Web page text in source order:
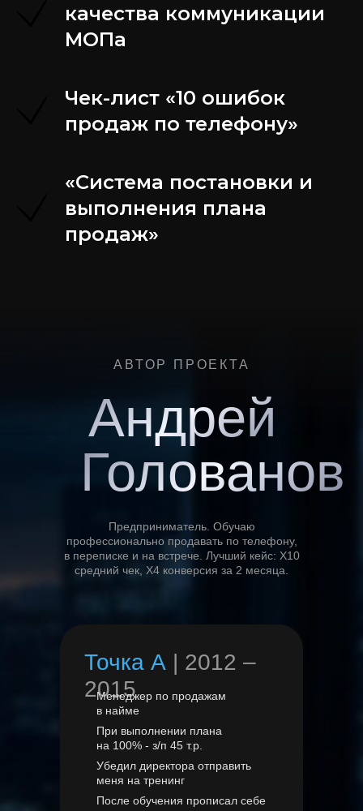
качества коммуникации
МОПа
Чек-лист «10 ошибок
продаж по телефону»
«Система постановки и
выполнения плана
продаж»
АВТОР ПРОЕКТА
Андрей
Точка А | 2012 –
2015
Менеджер по продажам
в найме
При выполнении плана
на 100% - з/п 45 т.р.
Убедил директора отправить
меня на тренинг
После обучения прописал себе
Предприниматель. Обучаю
профессионально продавать по телефону,
в переписке и на встрече. Лучший кейс: X10
средний чек, X4 конверсия за 2 месяца.
Голованов